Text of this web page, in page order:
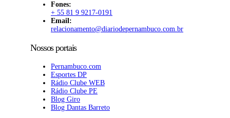
Fones:
+ 55 81 9 9217-0191
Email:
relacionamento@diariodepernambuco.com.br
Nossos portais
Pernambuco.com
Esportes DP
Rádio Clube WEB
Rádio Clube PE
Blog Giro
Blog Dantas Barreto